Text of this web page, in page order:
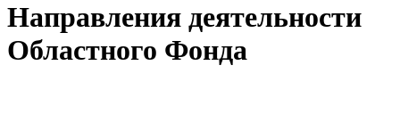
Направления деятельности
Областного Фонда